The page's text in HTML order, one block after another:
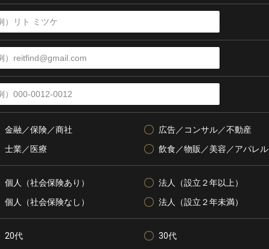
金融／保険／商社 広告／コンサル／不動産
士業／医療
飲食／物販／美容／アパレル
個人（社会保険あり） 法人（設立２年以上）
個人（社会保険なし）
法人（設立２年未満）
20代 30代